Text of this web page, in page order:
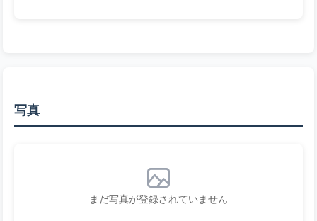
写真
まだ写真が登録されていません